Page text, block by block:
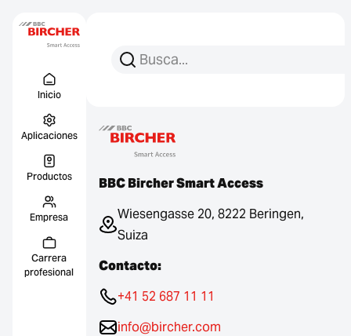
Inicio
Aplicaciones
Productos
Empresa
Carrera
profesional
Busca:
Busca en
BBC Bircher Smart Access
Wiesengasse 20, 8222 Beringen,
Suiza
Contacto:
+41 52 687 11 11
info@bircher.com